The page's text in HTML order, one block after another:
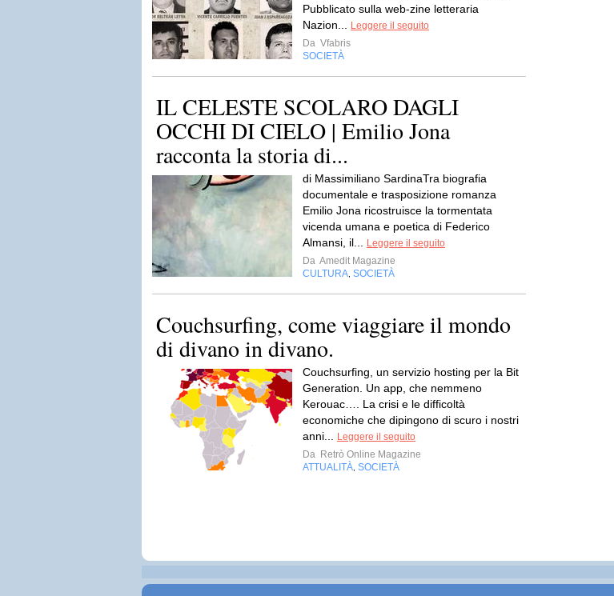
Pubblicato sulla web-zine letteraria
Nazion...
Leggere il seguito
Da Vfabris
SOCIETÀ
IL CELESTE SCOLARO DAGLI
OCCHI DI CIELO | Emilio Jona
racconta la storia di...
di Massimiliano SardinaTra biografia
documentale e trasposizione romanza
Emilio Jona ricostruisce la tormentata
vicenda umana e poetica di Federico
Almansi, il...
Leggere il seguito
Da Amedit Magazine
CULTURA SOCIETÀ
Couchsurfing, come viaggiare il mondo
di divano in divano.
Couchsurfing, un servizio hosting per la Bit
Generation. Un app, che nemmeno
Kerouac…. La crisi e le difficoltà
economiche che dipingono di scuro i nostri
anni...
Leggere il seguito
Da Retrò Online Magazine
ATTUALITÀ SOCIETÀ